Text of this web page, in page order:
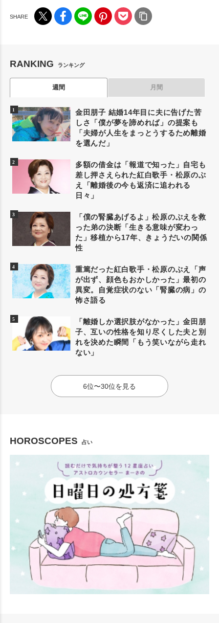
RANKING ランキング
週間 月間
金田朋子 結婚14年目に夫に告げた苦
しさ「僕が夢を諦めれば」の提案も
「夫婦が人生をまっとうするため離婚
を選んだ」
多額の借金は「報道で知った」自宅も
差し押さえられた紅白歌手・松原のぶ
え「離婚後の今も返済に追われる
日々」
「僕の腎臓あげるよ」松原のぶえを救
った弟の決断「生きる意味が変わっ
た」移植から17年、きょうだいの関係
性
重篤だった紅白歌手・松原のぶえ「声
が出ず、顔色もおかしかった」最初の
異変。自覚症状のない「腎臓の病」の
怖さ語る
「離婚しか選択肢がなかった」金田朋
子、互いの性格を知り尽くした夫と別
れを決めた瞬間「もう笑いながら走れ
ない」
6位〜30位を見る
HOROSCOPES 占い